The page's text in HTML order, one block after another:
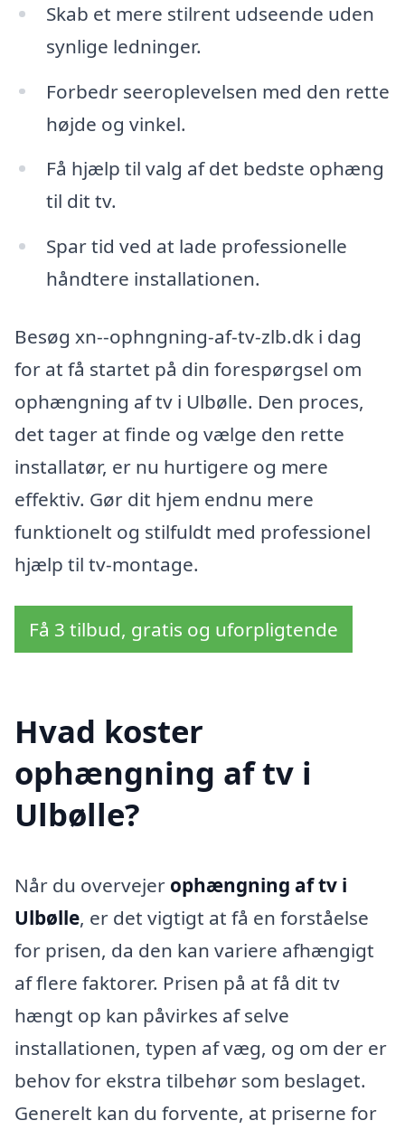
Skab et mere stilrent udseende uden
synlige ledninger.
Forbedr seeroplevelsen med den rette
højde og vinkel.
Få hjælp til valg af det bedste ophæng
til dit tv.
Spar tid ved at lade professionelle
håndtere installationen.
Besøg xn--ophngning-af-tv-zlb.dk i dag
for at få startet på din forespørgsel om
ophængning af tv i Ulbølle. Den proces,
det tager at finde og vælge den rette
installatør, er nu hurtigere og mere
effektiv. Gør dit hjem endnu mere
funktionelt og stilfuldt med professionel
hjælp til tv-montage.
Få 3 tilbud, gratis og uforpligtende
Hvad koster
ophængning af tv i
Ulbølle?
Når du overvejer ophængning af tv i
Ulbølle, er det vigtigt at få en forståelse
for prisen, da den kan variere afhængigt
af flere faktorer. Prisen på at få dit tv
hængt op kan påvirkes af selve
installationen, typen af væg, og om der er
behov for ekstra tilbehør som beslaget.
Generelt kan du forvente, at priserne for